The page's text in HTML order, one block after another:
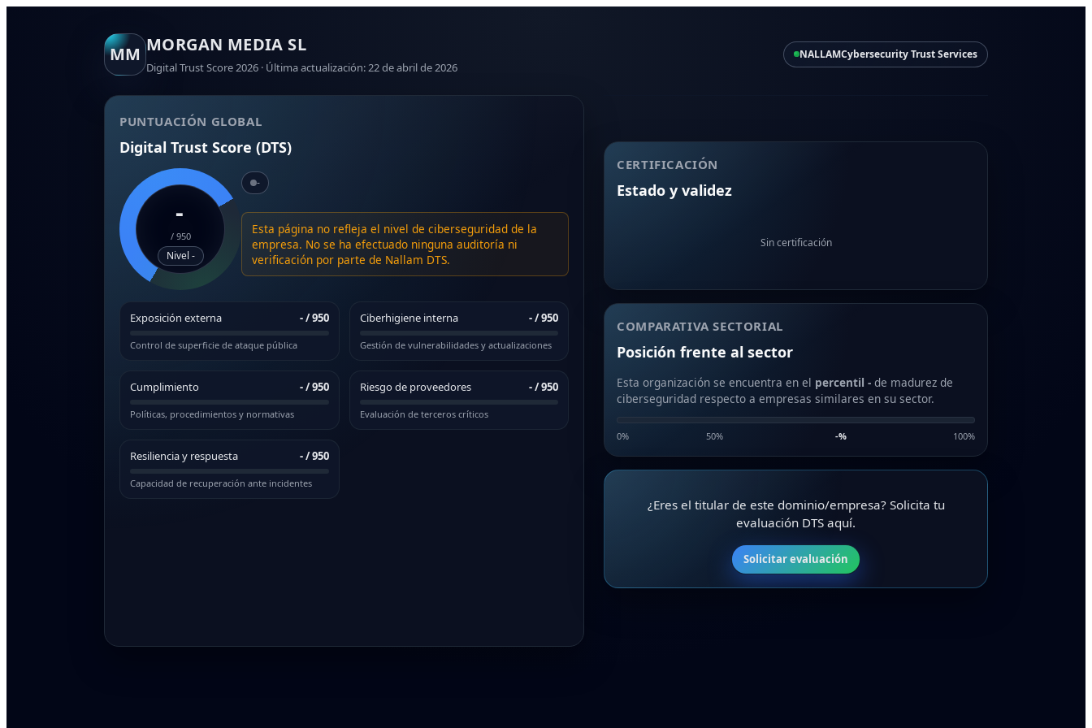
MM MORGAN MEDIA SL
Digital Trust Score 2026 · Última actualización: 22 de abril de 2026
NALLAMCybersecurity Trust Services
PUNTUACIÓN GLOBAL
Digital Trust Score (DTS)
-
/ 950
Nivel -
-
Esta página no refleja el nivel de ciberseguridad de la
empresa. No se ha efectuado ninguna auditoría ni
verificación por parte de Nallam DTS.
Exposición externa -/ 950
Control de superficie de ataque pública
Ciberhigiene interna -/ 950
Gestión de vulnerabilidades y actualizaciones
Cumplimiento -/ 950
Políticas, procedimientos y normativas
Riesgo de proveedores -/ 950
Evaluación de terceros críticos
Resiliencia y respuesta -/ 950
Capacidad de recuperación ante incidentes
CERTIFICACIÓN
Estado y validez
Sin certificación
COMPARATIVA SECTORIAL
Posición frente al sector
Esta organización se encuentra en el percentil - de madurez de
ciberseguridad respecto a empresas similares en su sector.
0% 50% -% 100%
¿Eres el titular de este dominio/empresa? Solicita tu
evaluación DTS aquí.
Solicitar evaluación